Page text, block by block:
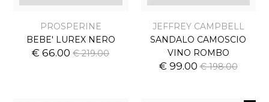
PROSPERINE
BEBE' LUREX NERO
€ 66.00€ 219.00
JEFFREY CAMPBELL
SANDALO CAMOSCIO
VINO ROMBO
€ 99.00€ 198.00